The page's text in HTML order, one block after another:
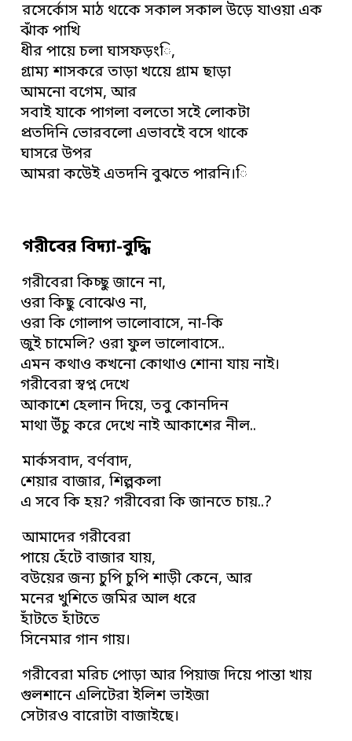
রসের্কোস মাঠ থকেে সকাল সকাল উড়ে যাওয়া এক
ঝাঁক পাখি
ধীর পায়ে চলা ঘাসফড়ংি,
গ্রাম্য শাসকরে তাড়া খয়েে গ্রাম ছাড়া
আমনো বগেম, আর
সবাই যাকে পাগলা বলতো সইে লোকটা
প্রতদিনি ভোরবলো এভাবইে বসে থাকে
ঘাসরে উপর
আমরা কউেই এতদনি বুঝতে পারনি।ি
গরীবের বিদ্যা-বুদ্ধি
গরীবেরা কিচ্ছু জানে না,
ওরা কিছু বোঝেও না,
ওরা কি গোলাপ ভালোবাসে, না-কি
জুই চামেলি? ওরা ফুল ভালোবাসে..
এমন কথাও কখনো কোথাও শোনা যায় নাই।
গরীবেরা স্বপ্ন দেখে
আকাশে হেলান দিয়ে, তবু কোনদিন
মাথা উঁচু করে দেখে নাই আকাশের নীল..
মার্কসবাদ, বর্ণবাদ,
শেয়ার বাজার, শিল্পকলা
এ সবে কি হয়? গরীবেরা কি জানতে চায়..?
আমাদের গরীবেরা
পায়ে হেঁটে বাজার যায়,
বউয়ের জন্য চুপি চুপি শাড়ী কেনে, আর
মনের খুশিতে জমির আল ধরে
হাঁটতে হাঁটতে
সিনেমার গান গায়।
গরীবেরা মরিচ পোড়া আর পিয়াজ দিয়ে পান্তা খায়
গুলশানে এলিটেরা ইলিশ ভাইজা
সেটারও বারোটা বাজাইছে।